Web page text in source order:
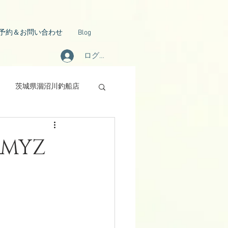
約＆お問い合わせ Blog
ログイン
茨城県涸沼川釣船店